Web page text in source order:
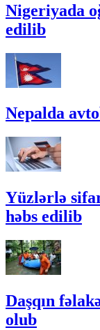
Nigeriyada
edilib
Nepalda
Yüzlərlə
həbs edilib
Daşqın
olub